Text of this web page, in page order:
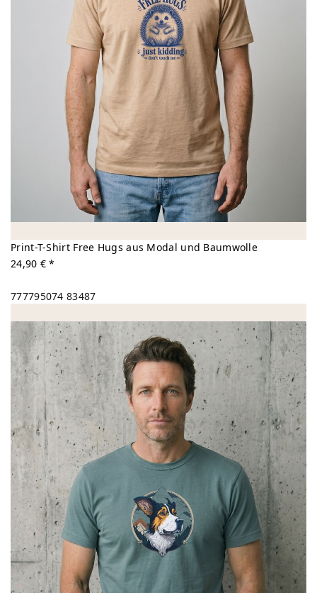
Print-T-Shirt Free Hugs aus Modal und Baumwolle
24,90 € *
777795074 83487